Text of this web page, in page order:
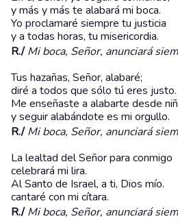
y más y más te alabará mi boca.
Yo proclamaré siempre tu justicia
y a todas horas, tu misericordia.
R./ Mi boca, Señor, anunciará
Tus hazañas, Señor, alabaré;
diré a todos que sólo tú eres justo.
Me enseñaste a alabarte desde
y seguir alabándote es mi orgullo.
R./ Mi boca, Señor, anunciará
La lealtad del Señor para conmigo
celebrará mi lira.
Al Santo de Israel, a ti, Dios mío.
cantaré con mi cítara.
R./ Mi boca, Señor, anunciará